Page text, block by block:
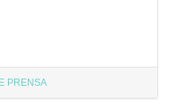
PRENSA